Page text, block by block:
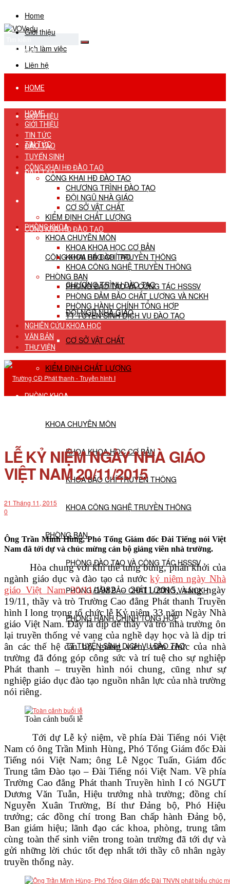
Home
Giới thiệu
Lịch làm việc
Liên hệ
No Result
View All Result
HOME
GIỚI THIỆU
TIN TỨC
ĐÀO TẠO
TUYỂN SINH
CÔNG KHAI HĐ ĐÀO TẠO
CÔNG KHAI HĐ ĐÀO TẠO
CHƯƠNG TRÌNH ĐÀO TẠO
ĐỘI NGŨ NHÀ GIÁO
CƠ SỞ VẬT CHẤT
KIỂM ĐỊNH CHẤT LƯỢNG
PHÒNG KHOA
KHOA CHUYÊN MÔN
KHOA KHOA HỌC CƠ BẢN
KHOA BÁO CHÍ TRUYỀN THÔNG
KHOA CÔNG NGHỆ TRUYỀN THÔNG
PHÒNG BAN
PHÒNG ĐÀO TẠO VÀ CÔNG TÁC HSSSV
PHÒNG ĐẢM BẢO CHẤT LƯỢNG VÀ NCKH
PHÒNG HÀNH CHÍNH TỔNG HỢP
TT TUYỂN SINH DỊCH VỤ ĐÀO TẠO
NGHIÊN CỨU KHOA HỌC
HOME
GIỚI THIỆU
TIN TỨC
ĐÀO TẠO
TUYỂN SINH
CÔNG KHAI HĐ ĐÀO TẠO
CÔNG KHAI HĐ ĐÀO TẠO
CHƯƠNG TRÌNH ĐÀO TẠO
ĐỘI NGŨ NHÀ GIÁO
CƠ SỞ VẬT CHẤT
KIỂM ĐỊNH CHẤT LƯỢNG
PHÒNG KHOA
KHOA CHUYÊN MÔN
KHOA KHOA HỌC CƠ BẢN
KHOA BÁO CHÍ TRUYỀN THÔNG
KHOA CÔNG NGHỆ TRUYỀN THÔNG
PHÒNG BAN
PHÒNG ĐÀO TẠO VÀ CÔNG TÁC HSSSV
PHÒNG ĐẢM BẢO CHẤT LƯỢNG VÀ NCKH
PHÒNG HÀNH CHÍNH TỔNG HỢP
TT TUYỂN SINH DỊCH VỤ ĐÀO TẠO
NGHIÊN CỨU KHOA HỌC
VĂN BẢN
THƯ VIỆN
LỄ KỶ NIỆM NGÀY NHÀ GIÁO
VIỆT NAM 20/11/2015
21 Tháng 11, 2015
0
Ông Trần Minh Hùng, Phó Tổng Giám đốc Đài Tiếng nói Việt
Nam đã tới dự và chúc mừng cán bộ giảng viên nhà trường.
Hòa chung với khí thế tưng bừng, phấn khởi của
ngành giáo dục và đào tạo cả nướckỷ niệm ngày Nhà
giáo Việt Nam 20/11/1982 – 20/11/2015, sáng ngày
19/11, thầy và trò Trường Cao đẳng Phát thanh Truyền
hình I long trọng tổ chức lễ Kỷ niệm 33 năm Ngày Nhà
giáo Việt Nam. Đây là dịp để thầy và trò nhà trường ôn
lại truyền thống vẻ vang của nghề dạy học và là dịp tri
ân các thế hệ cán bộ, giảng viên, viên chức của nhà
trường đã đóng góp công sức và trí tuệ cho sự nghiệp
Phát thanh – truyền hình nói chung, cũng như sự
nghiệp giáo dục đào tạo nguồn nhân lực của nhà trường
nói riêng.
Toàn cảnh buổi lễ
Tới dự Lễ kỷ niệm, về phía Đài Tiếng nói Việt
Nam có ông Trần Minh Hùng, Phó Tổng Giám đốc Đài
Tiếng nói Việt Nam; ông Lê Ngọc Tuấn, Giám đốc
Trung tâm Đào tạo – Đài Tiếng nói Việt Nam. Về phía
Trường Cao đẳng Phát thanh Truyền hình I có NGƯT
Dương Văn Tuẫn, Hiệu trưởng nhà trường; đồng chí
Nguyễn Xuân Trường, Bí thư Đảng bộ, Phó Hiệu
trưởng; các đồng chí trong Ban chấp hành Đảng bộ,
Ban giám hiệu; lãnh đạo các khoa, phòng, trung tâm
cùng toàn thể sinh viên trong toàn trường đã tới dự và
gửi những lời chúc tốt đẹp nhất tới thầy cô nhân ngày
truyền thống này.